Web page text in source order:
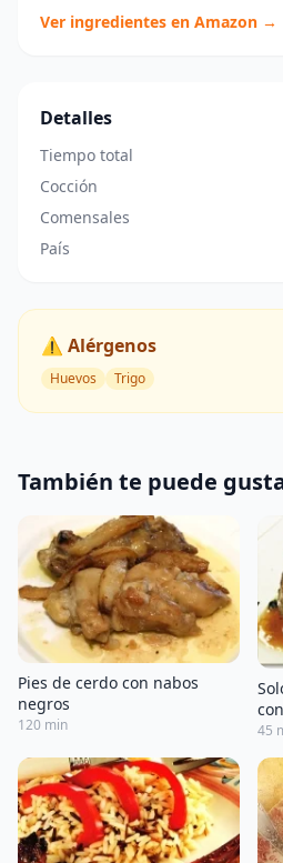
Ver ingredientes en Amazon →
Detalles
Tiempo total
Cocción
Comensales
País
⚠️ Alérgenos
Huevos Trigo
También te puede
Pies de cerdo con nabos
negros
120 min 45